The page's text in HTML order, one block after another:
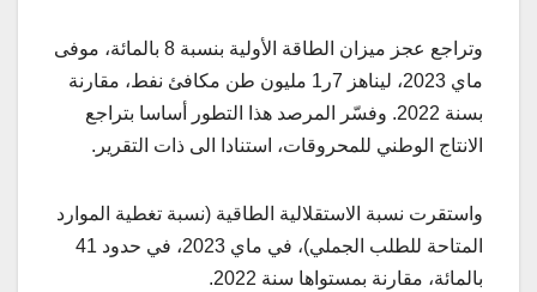
وتراجع عجز ميزان الطاقة الأولية بنسبة 8 بالمائة، موفى
ماي 2023، ليناهز 7ر1 مليون طن مكافئ نفط، مقارنة
بسنة 2022. وفسّر المرصد هذا التطور أساسا بتراجع
الانتاج الوطني للمحروقات، استنادا الى ذات التقرير.
واستقرت نسبة الاستقلالية الطاقية (نسبة تغطية الموارد
المتاحة للطلب الجملي)، في ماي 2023، في حدود 41
بالمائة، مقارنة بمستواها سنة 2022.